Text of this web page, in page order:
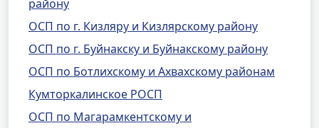
району
ОСП по г. Кизляру и Кизлярскому району
ОСП по г. Буйнакску и Буйнакскому району
ОСП по Ботлихскому и Ахвахскому районам
Кумторкалинское РОСП
ОСП по Магарамкентскому и